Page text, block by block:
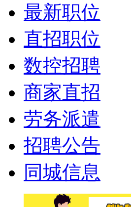
最新职位
直招职位
数控招聘
商家直招
劳务派遣
招聘公告
同城信息